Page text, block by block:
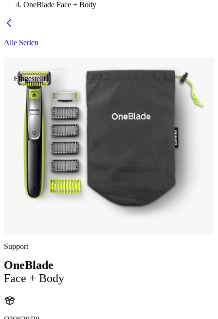
OneBlade Face + Body
Alle Serien
Eingestellt
Support
OneBlade
Face + Body